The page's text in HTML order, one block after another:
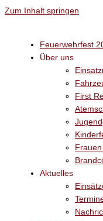
Zum Inhalt springen
Feuerwehrfest
Über uns
First
Aktuelles